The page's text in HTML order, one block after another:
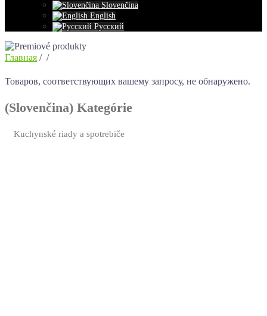
Slovenčina
English
Русский
Главная / /
Товаров, соответствующих вашему запросу, не обнаружено.
(Slovenčina) Kategórie
Kuchynské riady a spotrebiče